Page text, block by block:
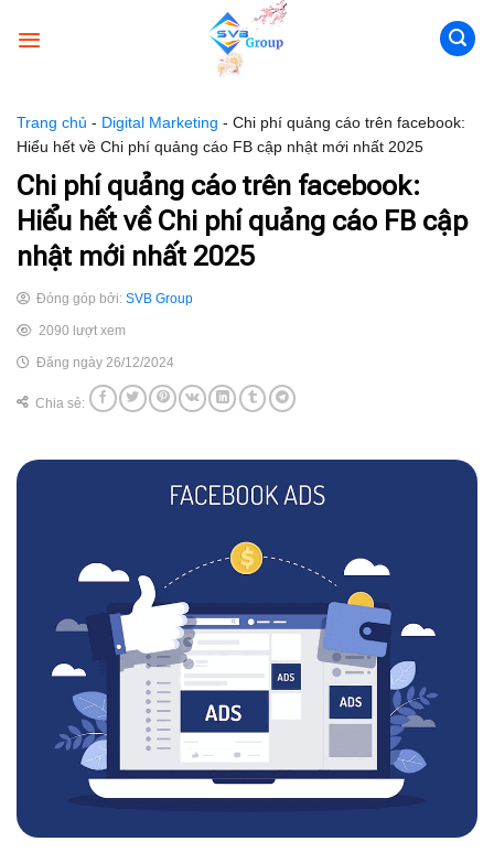
Trang chủ - Digital Marketing - Chi phí quảng cáo trên facebook:
Hiểu hết về Chi phí quảng cáo FB cập nhật mới nhất 2025
Chi phí quảng cáo trên facebook:
Hiểu hết về Chi phí quảng cáo FB cập
nhật mới nhất 2025
Đóng góp bởi: SVB Group
2090 lượt xem
Đăng ngày 26/12/2024
Chia sẻ: